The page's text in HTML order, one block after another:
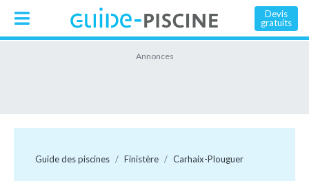
Devis
gratuits
Guide des piscines Finistère Carhaix-Plouguer